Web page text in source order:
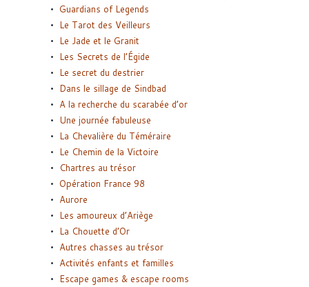
Guardians of Legends
Le Tarot des Veilleurs
Le Jade et le Granit
Les Secrets de l’Égide
Le secret du destrier
Dans le sillage de Sindbad
A la recherche du scarabée d’or
Une journée fabuleuse
La Chevalière du Téméraire
Le Chemin de la Victoire
Chartres au trésor
Opération France 98
Aurore
Les amoureux d’Ariège
La Chouette d’Or
Autres chasses au trésor
Activités enfants et familles
Escape games & escape rooms